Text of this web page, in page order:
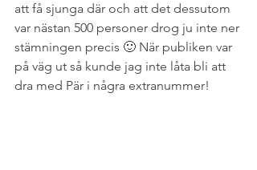
att få sjunga där och att det dessutom
var nästan 500 personer drog ju inte ner
stämningen precis 🙂 När publiken var
på väg ut så kunde jag inte låta bli att
dra med Pär i några extranummer!